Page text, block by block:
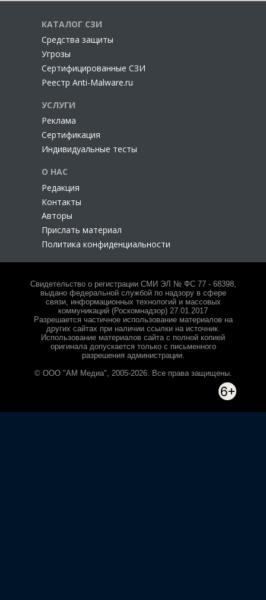
КАТАЛОГ СЗИ
Cредства защиты
Угрозы
Сертифицированные СЗИ
Реестр Anti-Malware.ru
УСЛУГИ
Реклама
Сертификация
Индивидуальные тесты
О НАС
Редакция
Контакты
Авторы
Прислать материал
Политика конфиденциальности
Свидетельство о регистрации СМИ ЭЛ № ФС 77 - 68398,
выдано федеральной службой по надзору в сфере
связи, информационных технологий и массовых
коммуникаций (Роскомнадзор) 27.01.2017
Разрешается частичное использование материалов на
других сайтах при наличии ссылки на источник.
Использование материалов сайта с полной копией
оригинала допускается только с письменного
разрешения администрации.
© ООО "АМ Медиа", 2005-2026. Все права защищены.